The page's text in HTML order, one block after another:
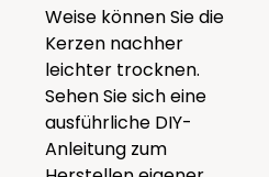
Weise können Sie die
Kerzen nachher
leichter trocknen.
Sehen Sie sich eine
ausführliche DIY-
Anleitung zum